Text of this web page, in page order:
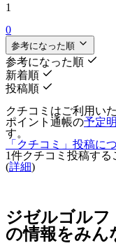
1
0
参考になった順
参考になった順
新着順
投稿順
クチコミはご利用い
ポイント通帳の予定
す。
「クチコミ」投稿に
1件クチコミ投稿する
(詳細)
ジゼルゴルフ
の情報をみん